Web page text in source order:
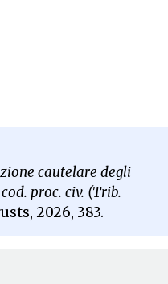
cautelare degli
proc. civ. (Trib.
2026, 383.